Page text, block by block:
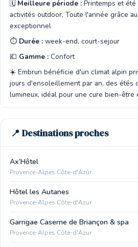
🗓️ Meilleure période : Printemps et
activités outdoor, Toute l'année grâce
exceptionnel
⏱️ Durée : week-end, court-sejour
💶 Gamme : Confort
☀️ Embrun bénéficie d'un climat alpin
jours d'ensoleillement par an, des étés
lumineux, idéal pour une cure bien-être
📍 Destinations proches
Ax’Hôtel
Provence-Alpes Côte-d'Azur
Hôtel les Autanes
Provence-Alpes Côte-d'Azur
Garrigae Caserne de Briançon & spa
Provence-Alpes Côte-d'Azur